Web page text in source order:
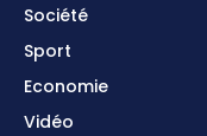
Société
Sport
Economie
Vidéo